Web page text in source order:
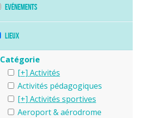
Evénements
Lieux
Catégorie
Activités
Activités pédagogiques
Activités sportives
Aeroport & aérodrome